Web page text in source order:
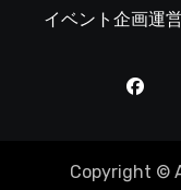
イベント企画運
Copyright ©